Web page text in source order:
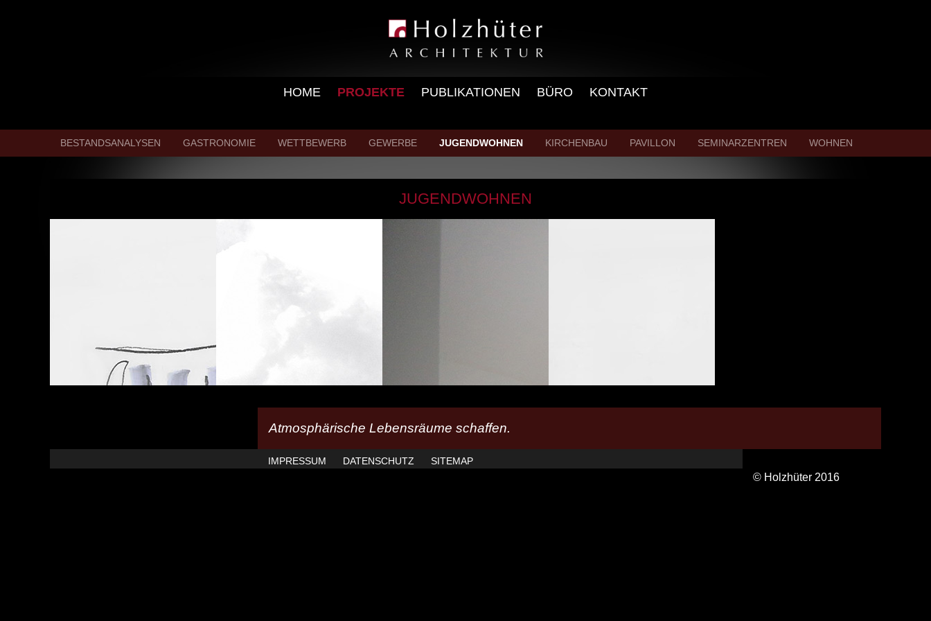
HOME PROJEKTE PUBLIKATIONEN BÜRO KONTAKT
BESTANDSANALYSEN GASTRONOMIE WETTBEWERB GEWERBE JUGENDWOHNEN KIRCHENBAU PAVILLON SEMINARZENTREN WOHNEN
JUGENDWOHNEN
Atmosphärische Lebensräume schaffen.
IMPRESSUM DATENSCHUTZ SITEMAP
© Holzhüter 2016